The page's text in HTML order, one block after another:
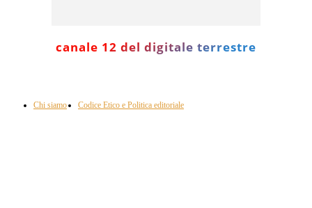
canale 12 del digitale terrestre
Chi siamo Codice Etico e Politica editoriale